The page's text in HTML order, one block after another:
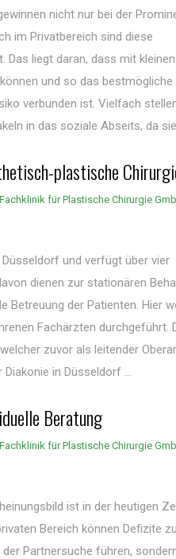
nicht nur bei der
im Privatbereich sind diese
Das liegt daran, dass mit
und so das bestmögliche
verbunden ist. Vielfach
in das soziale Abseits, da
plastische
für Plastische Chirurgie
Düsseldorf und verfügt über vier
dienen zur stationären
Betreuung der Patienten. Hier
Fachärzten durchgeführt.
zuvor als leitender
in Düsseldorf ...
Beratung
für Plastische Chirurgie
ist in der heutigen
Bereich können Defizite
Partnersuche führen,